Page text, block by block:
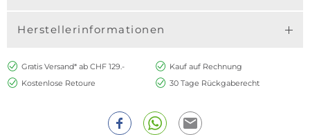
Herstellerinformationen
Gratis Versand* ab CHF 129.-
Kauf auf Rechnung
Kostenlose Retoure
30 Tage Rückgaberecht